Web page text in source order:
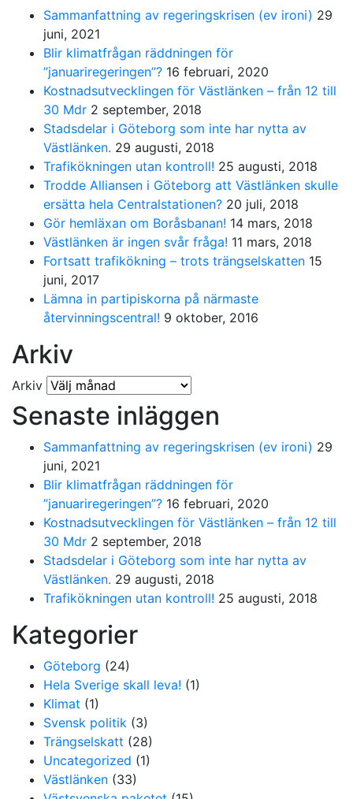
Sammanfattning av regeringskrisen (ev ironi) 29
juni, 2021
Blir klimatfrågan räddningen för
”januariregeringen”? 16 februari, 2020
Kostnadsutvecklingen för Västlänken – från 12 till
30 Mdr 2 september, 2018
Stadsdelar i Göteborg som inte har nytta av
Västlänken. 29 augusti, 2018
Trafikökningen utan kontroll! 25 augusti, 2018
Trodde Alliansen i Göteborg att Västlänken skulle
ersätta hela Centralstationen? 20 juli, 2018
Gör hemläxan om Boråsbanan! 14 mars, 2018
Västlänken är ingen svår fråga! 11 mars, 2018
Fortsatt trafikökning – trots trängselskatten 15
juni, 2017
Lämna in partipiskorna på närmaste
återvinningscentral! 9 oktober, 2016
Arkiv
Arkiv
Senaste inläggen
Sammanfattning av regeringskrisen (ev ironi) 29
juni, 2021
Blir klimatfrågan räddningen för
”januariregeringen”? 16 februari, 2020
Kostnadsutvecklingen för Västlänken – från 12 till
30 Mdr 2 september, 2018
Stadsdelar i Göteborg som inte har nytta av
Västlänken. 29 augusti, 2018
Trafikökningen utan kontroll! 25 augusti, 2018
Kategorier
Göteborg (24)
Hela Sverige skall leva! (1)
Klimat (1)
Svensk politik (3)
Trängselskatt (28)
Uncategorized (1)
Västlänken (33)